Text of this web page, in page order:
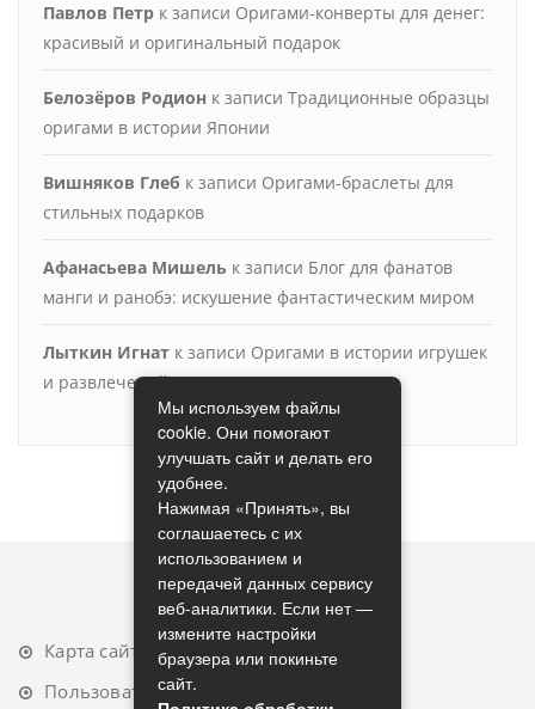
Павлов Петр к записи Оригами-конверты для денег:
красивый и оригинальный подарок
Белозёров Родион к записи Традиционные образцы
оригами в истории Японии
Вишняков Глеб к записи Оригами-браслеты для
стильных подарков
Афанасьева Мишель к записи Блог для фанатов
манги и ранобэ: искушение фантастическим миром
Лыткин Игнат к записи Оригами в истории игрушек
и развлечений
Карта сайта
Пользовательское соглашение
Мы используем файлы
cookie. Они помогают
улучшать сайт и делать его
удобнее.
Нажимая «Принять», вы
соглашаетесь с их
использованием и
передачей данных сервису
веб-аналитики. Если нет —
измените настройки
браузера или покиньте
сайт.